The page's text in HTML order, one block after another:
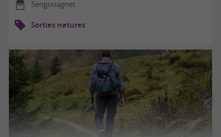
Sengouagnet
Sorties natures